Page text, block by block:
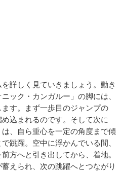
詳しく見ていきましょう。動き
ック・カンガルー」の脚には、
す。まず一歩目のジャンプの
込まれるのです。そして次に
は、自ら重心を一定の角度まで傾
跳躍。空中に浮かんでいる間、
方へと引き出してから、着地。
えられ、次の跳躍へとつながり